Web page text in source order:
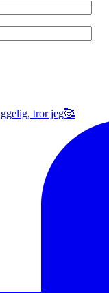
tror jeg🥰